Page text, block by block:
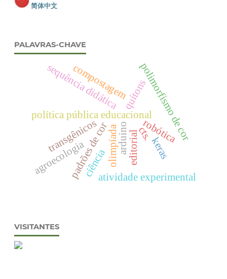
简体中文
PALAVRAS-CHAVE
editorial
olimpíada
política pública educacional
padrões de cor
polimorfismo de cor
quítons
robótica
keras
sequência didática
transgênicos cts.
agroecologia
compostagem
atividade experimental
ciência
arduino
VISITANTES